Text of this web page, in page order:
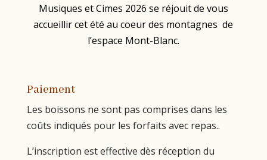
Musiques et Cimes 2026 se réjouit de vous
accueillir cet été au coeur des montagnes de
l’espace Mont-Blanc.
Paiement
Les boissons ne sont pas comprises dans les
coûts indiqués pour les forfaits avec repas..
L’inscription est effective dès réception du